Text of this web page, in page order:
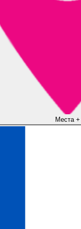
Места +